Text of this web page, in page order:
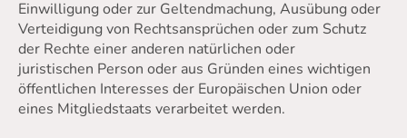
Einwilligung oder zur Geltendmachung, Ausübung oder
Verteidigung von Rechtsansprüchen oder zum Schutz
der Rechte einer anderen natürlichen oder
juristischen Person oder aus Gründen eines wichtigen
öffentlichen Interesses der Europäischen Union oder
eines Mitgliedstaats verarbeitet werden.